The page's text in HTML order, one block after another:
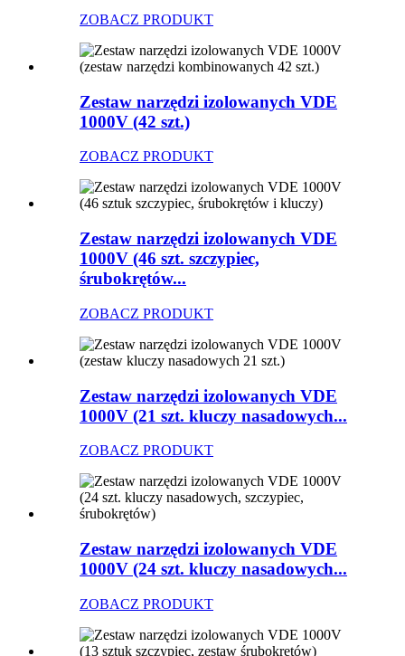
ZOBACZ PRODUKT
Zestaw narzędzi izolowanych VDE
1000V (42 szt.)
ZOBACZ PRODUKT
Zestaw narzędzi izolowanych VDE
1000V (46 szt. szczypiec,
śrubokrętów...
ZOBACZ PRODUKT
Zestaw narzędzi izolowanych VDE
1000V (21 szt. kluczy nasadowych...
ZOBACZ PRODUKT
Zestaw narzędzi izolowanych VDE
1000V (24 szt. kluczy nasadowych...
ZOBACZ PRODUKT